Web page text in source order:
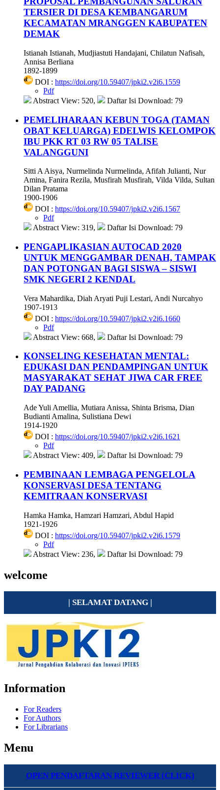
TERSIER DI DESA KEMBANGARUM
KECAMATAN MRANGGEN KABUPATEN
DEMAK
Istianah Istianah, Mudjiastuti Handajani, Chilatun Nafisah,
Annisa Berliana
1892-1899
DOI : https://doi.org/10.59407/jpki2.v2i6.1559
Pdf
Abstract View: 520,
Daftar Isi Download: 79
PEMELIHARAAN KEBUN TOGA (TAMAN
OBAT KELUARGA) EDELWIS KELOMPOK
IBU PKK RT 03 RW 05 TALISE
VALANGGUNI
Sitti A Aisya, Nurmelinda Nurmelinda, Afifah Julianti, Nur
Amina, Fanira Rezila, Musfirah Musfirah, Vilda Vilda, Sultan
Dilan Pratama
1900-1906
DOI : https://doi.org/10.59407/jpki2.v2i6.1567
Pdf
Abstract View: 319,
Daftar Isi Download: 79
PENGAPLIKASIAN AUTOCAD 2020
UNTUK MENGGAMBAR DENAH, TAMPAK
DAN POTONGAN BAGI SISWA – SISWI
SMK NEGERI 2 KENDAL
Vera Mahardika, Diah Aryati Puji Lestari, Andi Nurcahyo
1907-1913
DOI : https://doi.org/10.59407/jpki2.v2i6.1660
Pdf
Abstract View: 668,
Daftar Isi Download: 79
KONSELING KESEHATAN MENTAL:
EDUKASI DAN PENDAMPINGAN UNTUK
MASYARAKAT SEHAT JIWA CAR FREE
DAY PADANG
Ade Yuli Amellia, Mutiara Anissa, Shinta Brisma, Dian
Budianti Amalina, Sulistiana Dewi
1914-1920
DOI : https://doi.org/10.59407/jpki2.v2i6.1621
Pdf
Abstract View: 409,
Daftar Isi Download: 79
PEMBINAAN LEMBAGA PENGELOLA
KONSERVASI DESA TENTANG
KEMITRAAN KONSERVASI
Hamka Hamka, Hamzari Hamzari, Abdul Hapid
1921-1926
DOI : https://doi.org/10.59407/jpki2.v2i6.1579
Pdf
Abstract View: 236,
Daftar Isi Download: 79
welcome
| SELAMAT DATANG |
Information
For Readers
For Authors
For Librarians
Menu
OPEN PENDAFTARAN REVIEWER (CLICK)